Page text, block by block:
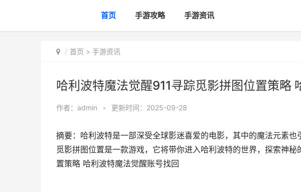
首页 手游攻略 手游资讯
首页 > 手游资讯
哈利波特魔法觉醒911寻踪觅影拼图位置策略
作者： admin • 更新时间：2025-09-28
摘要：哈利波特是一部深受全球影迷喜爱的电影，其中的魔法元素
觅影拼图位置是一款游戏，它将带你进入哈利波特的世界，探索神
置策略 哈利波特魔法觉醒账号找回